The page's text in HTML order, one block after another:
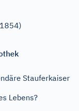
Stauferkaiser
Lebens?